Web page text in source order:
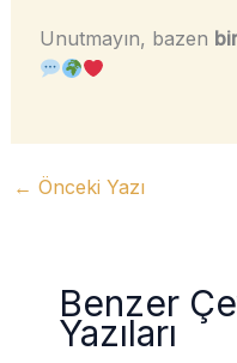
Unutmayın, bazen
← Önceki Yazı
Benzer
Yazıları